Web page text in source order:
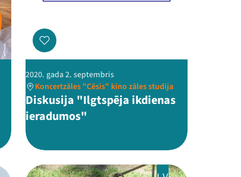
2020. gada 2. septembris
Koncertzāles "Cēsis" kino zāles studija
Diskusija "Ilgtspēja ikdienas
ieradumos"